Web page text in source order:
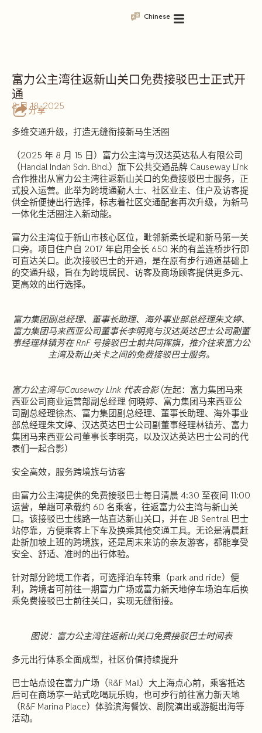
Chinese
富力公主湾往返新山关口免费接驳巴士正式开
通
分享
8 月 18, 2025
多维交通升级，打造无缝衔接新马生活圈
（2025 年 8 月 15 日）富力公主湾与汉达英达私人有限公司
（Handal Indah Sdn. Bhd.）旗下公共交通品牌 Causeway Link
合作推出从富力公主湾往返新山关口的免费接驳巴士服务，正
式投入运营。此举为跨境通勤人士、社区业主、住户及访客提
供全新便捷出行选择，标志着社区交通配套再次升级，为新马
一体化生活圈注入新动能。
富力公主湾位于新山市核心区位，毗邻新柔长堤和新马第一关
口旁。项目住户自 2017 年启用全长 650 米的有盖连桥步行即
可直达关口。此次接驳巴士的开通，是在原有步行通道基础上
的交通升级，旨在为跨境居民、访客及商场顾客提供更多元、
更高效的出行选择。
富力集团副总经理、董事长助理、海外事业部总经理朱文婷、
富力集团马来西亚公司董事长李明亮与汉达英达巴士公司副董
事经理林镇芳在 RnF 号接驳巴士前共同挥旗，推介往来富力公
主湾及新山关卡之间的免费接驳巴士服务。
富力公主湾与Causeway Link 代表合影(左起：富力集团马来
西亚公司商业运营部副总经理 何晓婷、富力集团马来西亚公
司副总经理徐杰、富力集团副总经理、董事长助理、海外事业
部总经理朱文婷、汉达英达巴士公司副董事经理林镇芳、富力
集团马来西亚公司董事长李明亮，以及汉达英达巴士公司的代
表们一起合影）
安全高效，服务跨境族与访客
由富力公主湾提供的免费接驳巴士每日清晨 4:30 至夜间 11:00
运营，单趟可承载约 60 名乘客，往返富力公主湾与新山关
口。该接驳巴士线路一站直达新山关口，并在 JB Sentral 巴士
站停靠，方便乘客上下车及换乘其他交通工具。无论是清晨赶
赴新加坡上班的跨境族，还是周末来访的亲友游客，都能享受
安全、舒适、准时的出行体验。
针对部分跨境工作者，可选择泊车转乘（park and ride）便
利，跨境者可前往一期富力广场或富力新天地停车场泊车后换
乘免费接驳巴士前往关口，实现无缝衔接。
图说：富力公主湾往返新山关口免费接驳巴士时间表
多元出行体系全面成型，社区价值持续提升
巴士站点设在富力广场（R&F Mall）大上海点心前，乘客抵达
后可在商场享一站式吃喝玩乐购，也可步行前往富力新天地
（R&F Marina Place）体验滨海餐饮、剧院演出或游艇出海等
活动。